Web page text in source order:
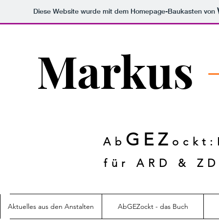
Diese Website wurde mit dem Homepage-Baukasten von
Markus
Ab GEZ
für ARD &
Aktuelles aus den Anstalten AbGEZockt - das Buch